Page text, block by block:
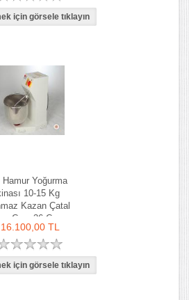
Hamur Yoğurma
10-15 Kg
Kazan Çatal
Çapı 36 Cm
16.100,00 TL